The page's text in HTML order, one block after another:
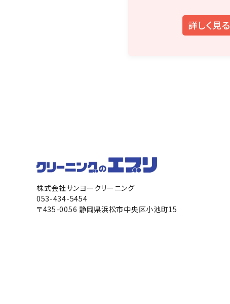
詳しく見る
株式会社サンヨークリーニング
053-434-5454
〒435-0056 静岡県浜松市中央区小池町15